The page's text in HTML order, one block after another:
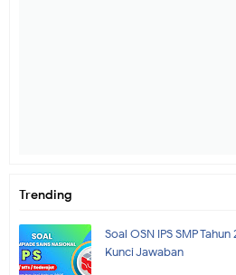
Trending
Soal OSN IPS SMP
Kunci Jawaban